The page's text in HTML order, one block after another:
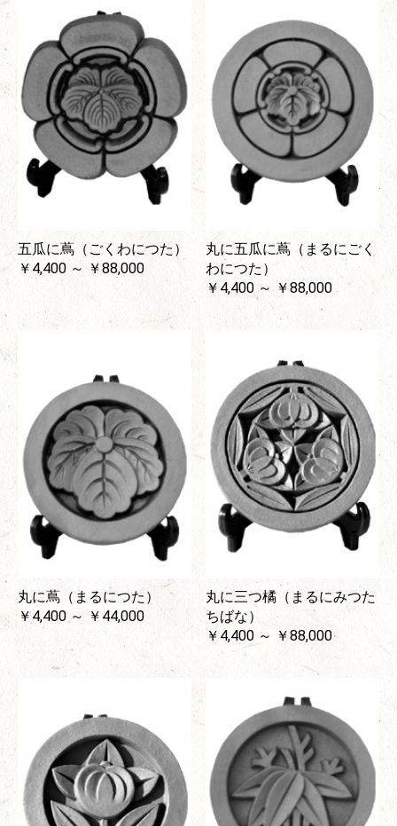
五瓜に蔦（ごくわにつた）
￥4,400 ～ ￥88,000
丸に五瓜に蔦（まるにごく
わにつた）
￥4,400 ～ ￥88,000
丸に蔦（まるにつた）
￥4,400 ～ ￥44,000
丸に三つ橘（まるにみつた
ちばな）
￥4,400 ～ ￥88,000